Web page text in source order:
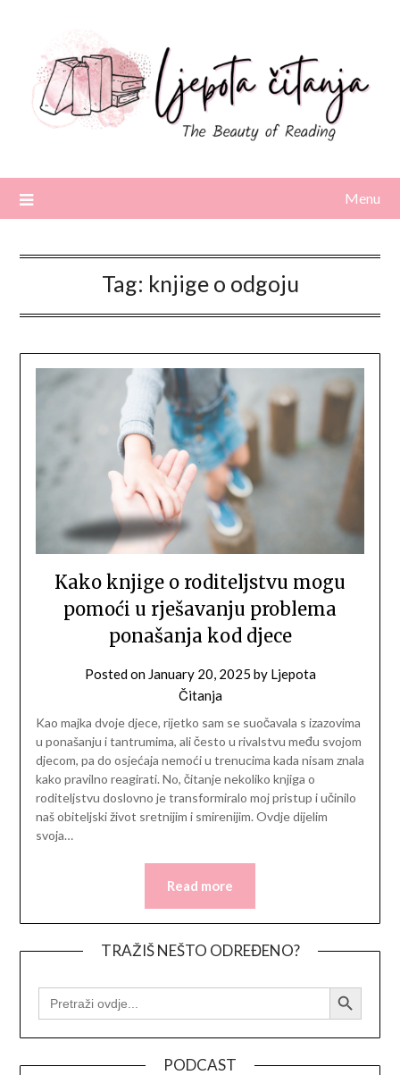
content
Menu
Tag: knjige o odgoju
Kako knjige o roditeljstvu mogu
pomoći u rješavanju problema
ponašanja kod djece
Posted on January 20, 2025 by Ljepota
Čitanja
Kao majka dvoje djece, rijetko sam se suočavala s izazovima
u ponašanju i tantrumima, ali često u rivalstvu među svojom
djecom, pa do osjećaja nemoći u trenucima kada nisam znala
kako pravilno reagirati. No, čitanje nekoliko knjiga o
roditeljstvu doslovno je transformiralo moj pristup i učinilo
naš obiteljski život sretnijim i smirenijim. Ovdje dijelim
svoja…
Read more
TRAŽIŠ NEŠTO ODREĐENO?
SEARCH
FOR:
Search Button
PODCAST